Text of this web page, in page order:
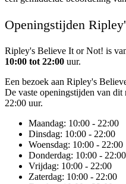
Openingstijden
Ripley's Believe It or Not! is
10:00 tot 22:00 uur.
Een bezoek aan Ripley's
De vaste openingstijden van
22:00 uur.
Maandag: 10:00 - 22:00
Dinsdag: 10:00 - 22:00
Woensdag: 10:00 - 22:00
Donderdag: 10:00 - 22:00
Vrijdag: 10:00 - 22:00
Zaterdag: 10:00 - 22:00